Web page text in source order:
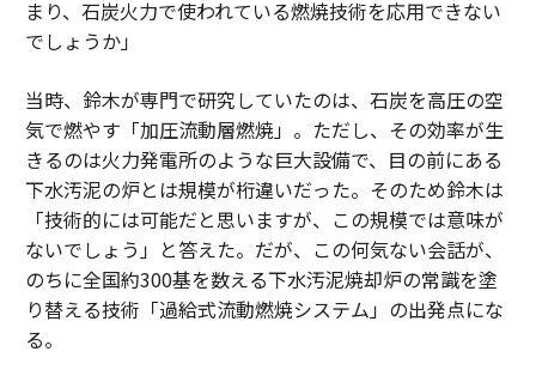
まり、石炭火力で使われている燃焼技術を応用できない
でしょうか」
当時、鈴木が専門で研究していたのは、石炭を高圧の空
気で燃やす「加圧流動層燃焼」。ただし、その効率が生
きるのは火力発電所のような巨大設備で、目の前にある
下水汚泥の炉とは規模が桁違いだった。そのため鈴木は
「技術的には可能だと思いますが、この規模では意味が
ないでしょう」と答えた。だが、この何気ない会話が、
のちに全国約300基を数える下水汚泥焼却炉の常識を塗
り替える技術「過給式流動燃焼システム」の出発点にな
る。